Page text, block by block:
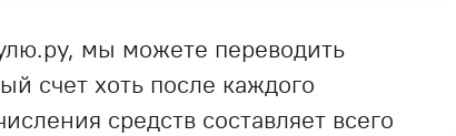
мы можете переводить
счет хоть после каждого
средств составляет всего